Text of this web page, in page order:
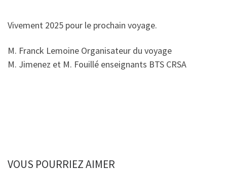
Vivement 2025 pour le prochain voyage.
M. Franck Lemoine Organisateur du voyage
M. Jimenez et M. Fouillé enseignants BTS CRSA
VOUS POURRIEZ AIMER